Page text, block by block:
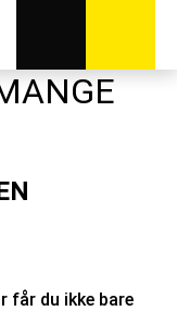
får du ikke bare